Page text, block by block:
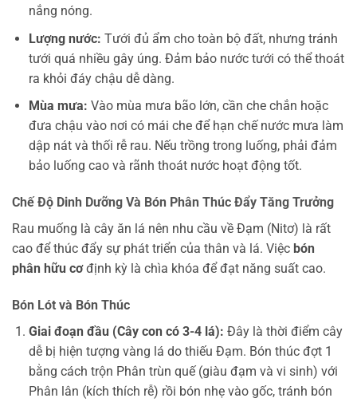
nắng nóng.
Lượng nước: Tưới đủ ẩm cho toàn bộ đất, nhưng tránh
tưới quá nhiều gây úng. Đảm bảo nước tưới có thể thoát
ra khỏi đáy chậu dễ dàng.
Mùa mưa: Vào mùa mưa bão lớn, cần che chắn hoặc
đưa chậu vào nơi có mái che để hạn chế nước mưa làm
dập nát và thối rễ rau. Nếu trồng trong luống, phải đảm
bảo luống cao và rãnh thoát nước hoạt động tốt.
Chế Độ Dinh Dưỡng Và Bón Phân Thúc Đẩy Tăng Trưởng
Rau muống là cây ăn lá nên nhu cầu về Đạm (Nitơ) là rất
cao để thúc đẩy sự phát triển của thân và lá. Việc bón
phân hữu cơđịnh kỳ là chìa khóa để đạt năng suất cao.
Bón Lót và Bón Thúc
Giai đoạn đầu (Cây con có 3-4 lá): Đây là thời điểm cây
dễ bị hiện tượng vàng lá do thiếu Đạm. Bón thúc đợt 1
bằng cách trộn Phân trùn quế (giàu đạm và vi sinh) với
Phân lân (kích thích rễ) rồi bón nhẹ vào gốc, tránh bón